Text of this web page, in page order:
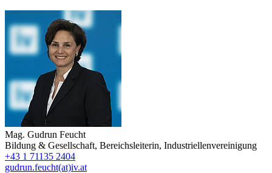
Mag. Gudrun Feucht
Bildung & Gesellschaft, Bereichsleiterin, Industriellenvereinigung
+43 1 71135 2404
gudrun.feucht(at)iv.at